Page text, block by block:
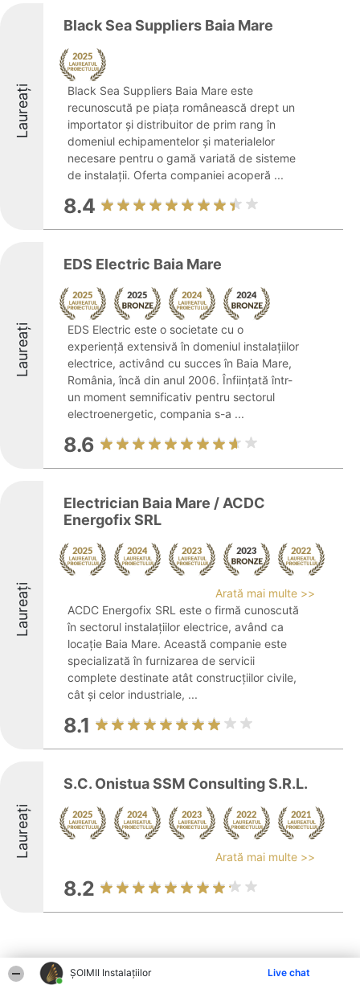
ŞOIMII Instalaţiilor Live chat
Laureați
Black Sea Suppliers Baia Mare
Black Sea Suppliers Baia Mare este
recunoscută pe piața românească drept un
importator și distribuitor de prim rang în
domeniul echipamentelor și materialelor
necesare pentru o gamă variată de sisteme
de instalații. Oferta companiei acoperă ...
8.4
Laureați
EDS Electric Baia Mare
EDS Electric este o societate cu o
experiență extensivă în domeniul instalațiilor
electrice, activând cu succes în Baia Mare,
România, încă din anul 2006. Înființată într-
un moment semnificativ pentru sectorul
electroenergetic, compania s-a ...
8.6
Laureați
Electrician Baia Mare / ACDC
Energofix SRL
Arată mai multe >>
ACDC Energofix SRL este o firmă cunoscută
în sectorul instalațiilor electrice, având ca
locație Baia Mare. Această companie este
specializată în furnizarea de servicii
complete destinate atât construcțiilor civile,
cât și celor industriale, ...
8.1
Laureați
S.C. Onistua SSM Consulting S.R.L.
Arată mai multe >>
8.2